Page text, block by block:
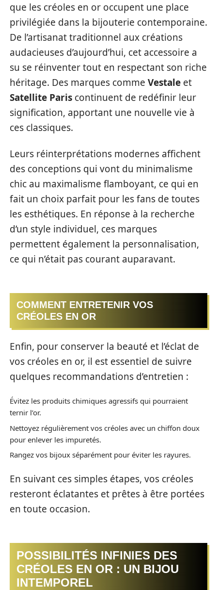
que les créoles en or occupent une place
privilégiée dans la bijouterie contemporaine.
De l’artisanat traditionnel aux créations
audacieuses d’aujourd’hui, cet accessoire a
su se réinventer tout en respectant son riche
héritage. Des marques comme Vestale et
Satellite Paris continuent de redéfinir leur
signification, apportant une nouvelle vie à
ces classiques.
Leurs réinterprétations modernes affichent
des conceptions qui vont du minimalisme
chic au maximalisme flamboyant, ce qui en
fait un choix parfait pour les fans de toutes
les esthétiques. En réponse à la recherche
d’un style individuel, ces marques
permettent également la personnalisation,
ce qui n’était pas courant auparavant.
COMMENT ENTRETENIR VOS
CRÉOLES EN OR
Enfin, pour conserver la beauté et l’éclat de
vos créoles en or, il est essentiel de suivre
quelques recommandations d’entretien :
Évitez les produits chimiques agressifs qui pourraient
ternir l’or.
Nettoyez régulièrement vos créoles avec un chiffon doux
pour enlever les impuretés.
Rangez vos bijoux séparément pour éviter les rayures.
En suivant ces simples étapes, vos créoles
resteront éclatantes et prêtes à être portées
en toute occasion.
POSSIBILITÉS INFINIES DES
CRÉOLES EN OR : UN BIJOU
INTEMPOREL